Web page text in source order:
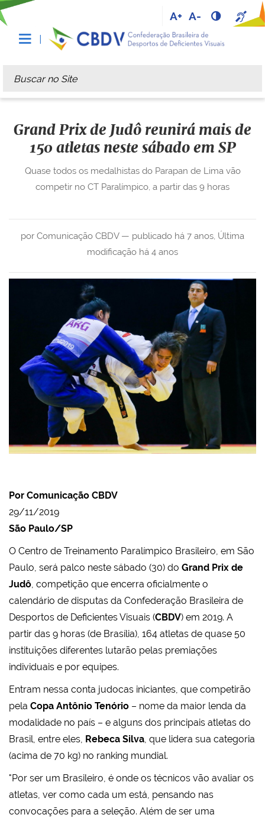
A+ A-
Busca
Busca Avançada…
Grand Prix de Judô reunirá mais de
150 atletas neste sábado em SP
por Comunicação CBDV — publicado há 7 anos, Última
modificação há 4 anos
Quase todos os medalhistas do Parapan de Lima vão
competir no CT Paralímpico, a partir das 9 horas
Por Comunicação CBDV
29/11/2019
São Paulo/SP
O Centro de Treinamento Paralímpico Brasileiro, em São
Paulo, será palco neste sábado (30) do Grand Prix de
Judô, competição que encerra oficialmente o
calendário de disputas da Confederação Brasileira de
Desportos de Deficientes Visuais (CBDV) em 2019. A
partir das 9 horas (de Brasília), 164 atletas de quase 50
instituições diferentes lutarão pelas premiações
individuais e por equipes.
Entram nessa conta judocas iniciantes, que competirão
pela Copa Antônio Tenório – nome da maior lenda da
modalidade no país – e alguns dos principais atletas do
Brasil, entre eles, Rebeca Silva, que lidera sua categoria
(acima de 70 kg) no ranking mundial.
"Por ser um Brasileiro, é onde os técnicos vão avaliar os
atletas, ver como cada um está, pensando nas
convocações para a seleção. Além de ser uma